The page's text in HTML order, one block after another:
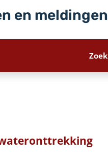
en meldingen